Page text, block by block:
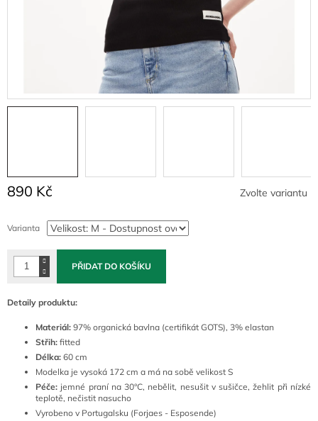
890 Kč
cena:
Zvolte variantu
Varianta
PŘIDAT DO KOŠÍKU
Detaily produktu:
Materiál: 97% organická bavlna (certifikát GOTS), 3% elastan
Střih: fitted
Délka: 60 cm
Modelka je vysoká 172 cm a má na sobě velikost S
Péče: jemné praní na 30°C, nebělit, nesušit v sušičce, žehlit při nízké
teplotě, nečistit nasucho
Vyrobeno v Portugalsku (Forjaes - Esposende)